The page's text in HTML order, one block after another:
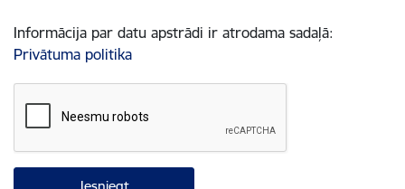
Informācija par datu apstrādi ir atrodama sadaļā:
Privātuma politika